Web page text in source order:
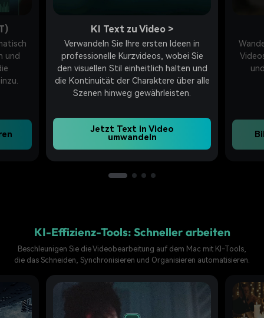
und
KI Text zu Video >
Verwandeln Sie Ihre ersten Ideen in
professionelle Kurzvideos, wobei Sie
den visuellen Stil einheitlich halten und
die Kontinuität der Charaktere über alle
Szenen hinweg gewährleisten.
Jetzt Text in Video
umwandeln
KI-Effizienz-Tools: Schneller arbeiten
Beschleunigen Sie die Videobearbeitung auf dem Mac mit KI-Tools,
die das Schneiden, Synchronisieren und Organisieren automatisieren.